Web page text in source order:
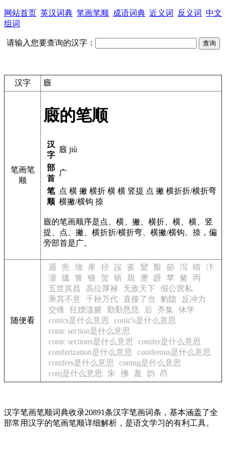
网站首页 英汉词典 笔画笔顺 成语词典 近义词 反义词 中文
组词
请输入您要查询的汉字：
汉字 廄
笔画笔
顺
廄的笔顺
汉
字
廄 jiù
部
首
广
笔
顺
点 横 撇 横折 横 横 竖提 点 撇 横折折/横折弯
横撇/横钩 捺
廄的笔画顺序是点、横、撇、横折、横、横、竖
提、点、撇、横折折/横折弯、横撇/横钩、捺，偏
旁部首是广。
随便看
週 蔸 墻 庳 径 誒 蒺 鸞 艱 節 泻 晴 汴
瀧
膃 箐 镘 贺 斩 親 瀝 趼 苹 粲
丙
五世其昌
高位厚禄 无敌天下 假公营私
乘其不意
千秋万代 直接了当 豹隐
反冲力
交锋
狂嫖滥赌 勤勤恳恳 后 齐集
休学
conics是什么意思
conic's是什么意思
conic section是什么意思
conic sections是什么意思
conifer是什么意思
coniferization是什么意思
coniferous是什么意思
conifers是什么意思
coning是什么意思
conj是什么意思
朱 拂 羞 韵 昂
汉字笔画笔顺词典收录20891条汉字笔画词条，基本涵盖了全
部常用汉字的笔画笔顺详细解析，是语文学习的有利工具。